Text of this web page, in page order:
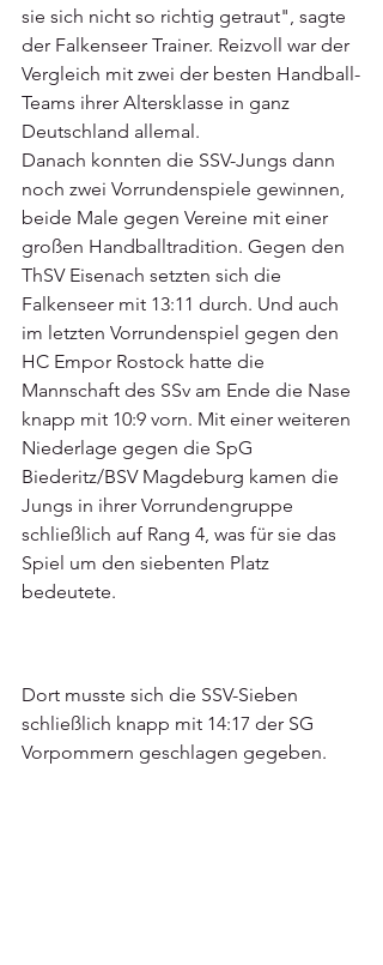
sie sich nicht so richtig getraut", sagte
der Falkenseer Trainer. Reizvoll war der
Vergleich mit zwei der besten Handball-
Teams ihrer Altersklasse in ganz
Deutschland allemal.
Danach konnten die SSV-Jungs dann
noch zwei Vorrundenspiele gewinnen,
beide Male gegen Vereine mit einer
großen Handballtradition. Gegen den
ThSV Eisenach setzten sich die
Falkenseer mit 13:11 durch. Und auch
im letzten Vorrundenspiel gegen den
HC Empor Rostock hatte die
Mannschaft des SSv am Ende die Nase
knapp mit 10:9 vorn. Mit einer weiteren
Niederlage gegen die SpG
Biederitz/BSV Magdeburg kamen die
Jungs in ihrer Vorrundengruppe
schließlich auf Rang 4, was für sie das
Spiel um den siebenten Platz
bedeutete.
Dort musste sich die SSV-Sieben
schließlich knapp mit 14:17 der SG
Vorpommern geschlagen gegeben.